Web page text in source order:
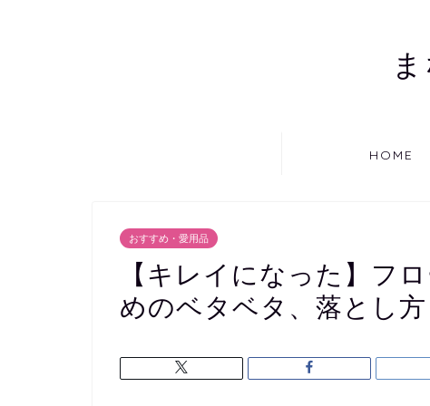
HOME
おすすめ・愛用品
【キレイになった】フ
めのベタベタ、落とし